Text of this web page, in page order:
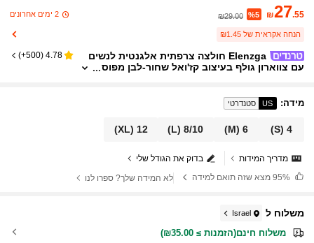
₪27.55
%5
₪29.00 2 ימים אחרונים
הנחה אקראית של ₪1.45
Elenzga חולצה צרפתית אלגנטית לנשים
עם צווארון גולף בעיצוב קז'ואל שחור-לבן מפוס
4.78
(
500+
)
מידה:
US סטנדרטי
4
(S)
6
(M)
8/10
(L)
12
(XL)
בדוק את הגודל שלי
מדריך המידות
מצא שזה תואם למידה לא המידה שלך? ספרו לנו
משלוח ל Israel
משלוח חינם(הזמנות ≥ ₪35.00)